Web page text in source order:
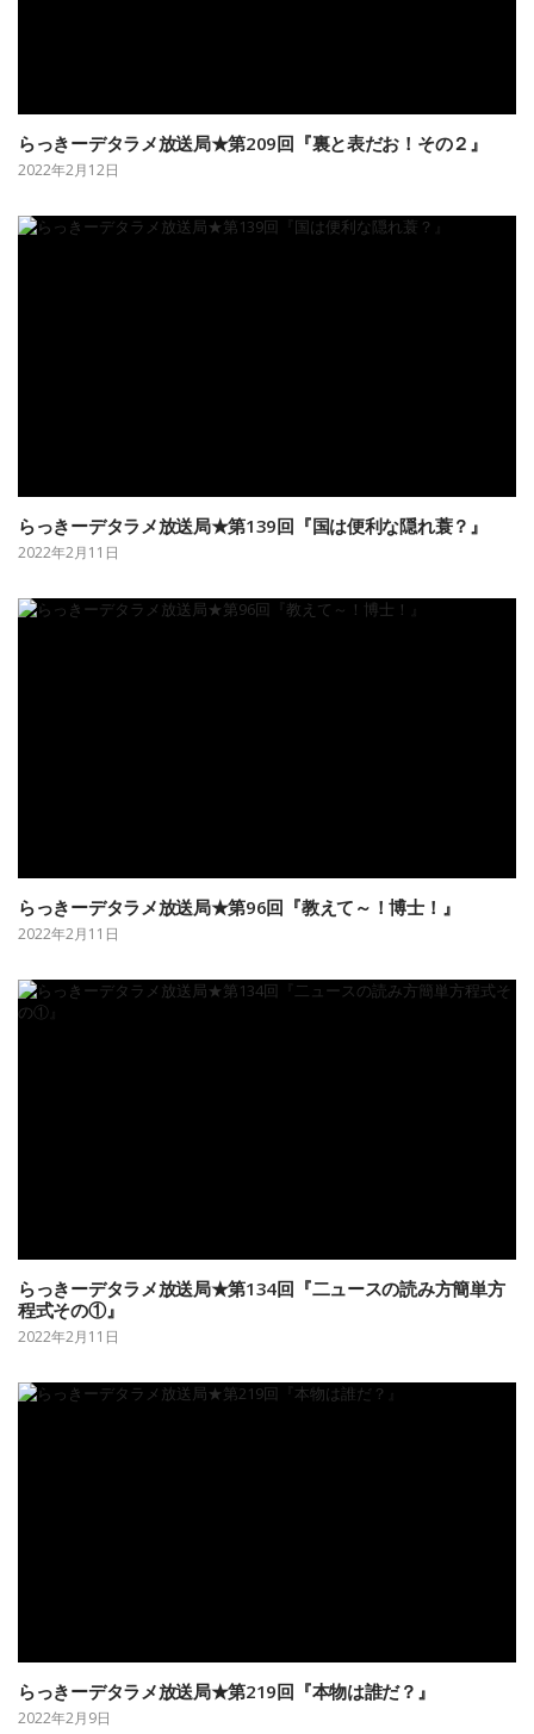
らっきーデタラメ放送局★第209回『裏と表だお！その２』
2022年2月12日
らっきーデタラメ放送局★第139回『国は便利な隠れ蓑？』
2022年2月11日
らっきーデタラメ放送局★第96回『教えて～！博士！』
2022年2月11日
らっきーデタラメ放送局★第134回『二ュースの読み方簡単方
程式その①』
2022年2月11日
らっきーデタラメ放送局★第219回『本物は誰だ？』
2022年2月9日